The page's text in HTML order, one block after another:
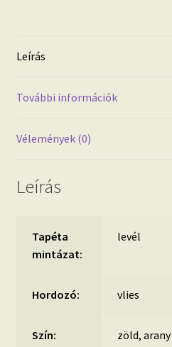
Leírás
További információk
Vélemények (0)
Leírás
Tapéta
mintázat:
levél
Hordozó: vlies
Szín: zöld, arany